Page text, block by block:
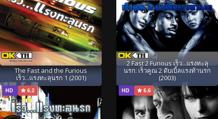
The Fast and the Furious
เร็ว...แรงทะลุนรก 1 (2001)
2 Fast 2 Furious เร็ว...แรงทะลุ
นรก: เร็วคูณ 2 ดับเบิ้ลแรงท้านรก
(2003)
HD 6.2 HD 6.6